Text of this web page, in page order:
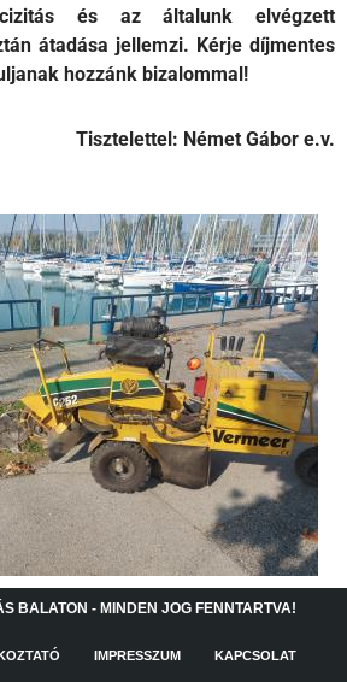
és az általunk elvégzett
átadása jellemzi. Kérje díjmentes
hozzánk bizalommal!
Tisztelettel: Német Gábor e.v.
BALATON - MINDEN JOG FENNTARTVA!
IMPRESSZUM KAPCSOLAT